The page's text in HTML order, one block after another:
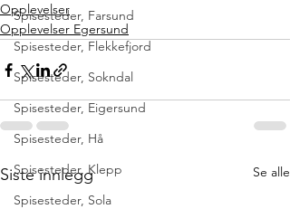
Spisesteder, Farsund
Spisesteder, Flekkefjord
Spisesteder, Sokndal
Spisesteder, Eigersund
Spisesteder, Hå
Spisesteder, Klepp
Spisesteder, Sola
Opplevelser
Opplevelser Egersund
Siste innlegg Se alle